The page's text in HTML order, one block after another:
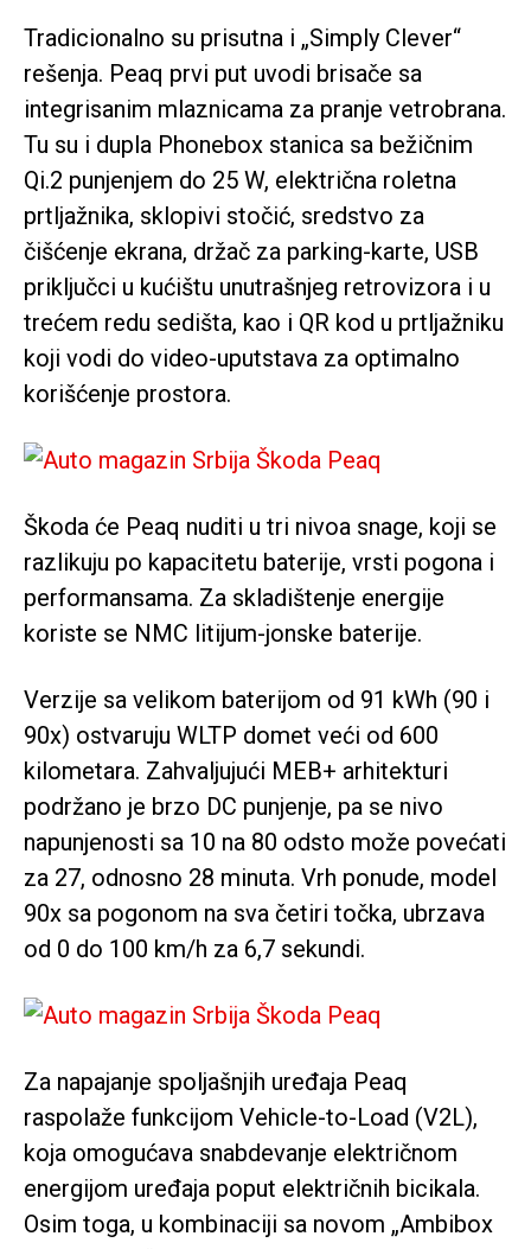
Tradicionalno su prisutna i „Simply Clever“
rešenja. Peaq prvi put uvodi brisače sa
integrisanim mlaznicama za pranje vetrobrana.
Tu su i dupla Phonebox stanica sa bežičnim
Qi.2 punjenjem do 25 W, električna roletna
prtljažnika, sklopivi stočić, sredstvo za
čišćenje ekrana, držač za parking-karte, USB
priključci u kućištu unutrašnjeg retrovizora i u
trećem redu sedišta, kao i QR kod u prtljažniku
koji vodi do video-uputstava za optimalno
korišćenje prostora.
Škoda će Peaq nuditi u tri nivoa snage, koji se
razlikuju po kapacitetu baterije, vrsti pogona i
performansama. Za skladištenje energije
koriste se NMC litijum-jonske baterije.
Verzije sa velikom baterijom od 91 kWh (90 i
90x) ostvaruju WLTP domet veći od 600
kilometara. Zahvaljujući MEB+ arhitekturi
podržano je brzo DC punjenje, pa se nivo
napunjenosti sa 10 na 80 odsto može povećati
za 27, odnosno 28 minuta. Vrh ponude, model
90x sa pogonom na sva četiri točka, ubrzava
od 0 do 100 km/h za 6,7 sekundi.
Za napajanje spoljašnjih uređaja Peaq
raspolaže funkcijom Vehicle-to-Load (V2L),
koja omogućava snabdevanje električnom
energijom uređaja poput električnih bicikala.
Osim toga, u kombinaciji sa novom „Ambibox